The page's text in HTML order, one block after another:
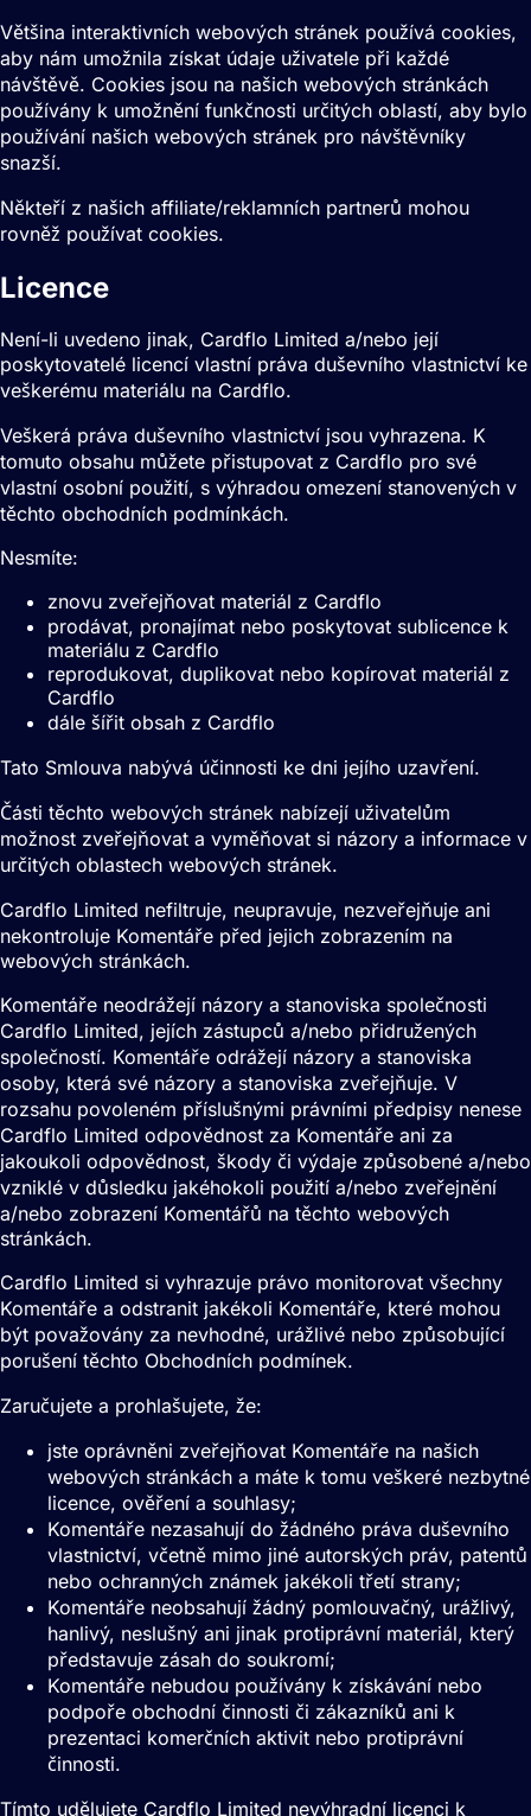
Většina interaktivních webových stránek používá cookies,
aby nám umožnila získat údaje uživatele při každé
návštěvě. Cookies jsou na našich webových stránkách
používány k umožnění funkčnosti určitých oblastí, aby bylo
používání našich webových stránek pro návštěvníky
snazší.
Někteří z našich affiliate/reklamních partnerů mohou
rovněž používat cookies.
Licence
Není-li uvedeno jinak, Cardflo Limited a/nebo její
poskytovatelé licencí vlastní práva duševního vlastnictví ke
veškerému materiálu na Cardflo.
Veškerá práva duševního vlastnictví jsou vyhrazena. K
tomuto obsahu můžete přistupovat z Cardflo pro své
vlastní osobní použití, s výhradou omezení stanovených v
těchto obchodních podmínkách.
Nesmíte:
znovu zveřejňovat materiál z Cardflo
prodávat, pronajímat nebo poskytovat sublicence k
materiálu z Cardflo
reprodukovat, duplikovat nebo kopírovat materiál z
Cardflo
dále šířit obsah z Cardflo
Tato Smlouva nabývá účinnosti ke dni jejího uzavření.
Části těchto webových stránek nabízejí uživatelům
možnost zveřejňovat a vyměňovat si názory a informace v
určitých oblastech webových stránek.
Cardflo Limited nefiltruje, neupravuje, nezveřejňuje ani
nekontroluje Komentáře před jejich zobrazením na
webových stránkách.
Komentáře neodrážejí názory a stanoviska společnosti
Cardflo Limited, jejích zástupců a/nebo přidružených
společností. Komentáře odrážejí názory a stanoviska
osoby, která své názory a stanoviska zveřejňuje. V
rozsahu povoleném příslušnými právními předpisy nenese
Cardflo Limited odpovědnost za Komentáře ani za
jakoukoli odpovědnost, škody či výdaje způsobené a/nebo
vzniklé v důsledku jakéhokoli použití a/nebo zveřejnění
a/nebo zobrazení Komentářů na těchto webových
stránkách.
Cardflo Limited si vyhrazuje právo monitorovat všechny
Komentáře a odstranit jakékoli Komentáře, které mohou
být považovány za nevhodné, urážlivé nebo způsobující
porušení těchto Obchodních podmínek.
Zaručujete a prohlašujete, že:
jste oprávněni zveřejňovat Komentáře na našich
webových stránkách a máte k tomu veškeré nezbytné
licence, ověření a souhlasy;
Komentáře nezasahují do žádného práva duševního
vlastnictví, včetně mimo jiné autorských práv, patentů
nebo ochranných známek jakékoli třetí strany;
Komentáře neobsahují žádný pomlouvačný, urážlivý,
hanlivý, neslušný ani jinak protiprávní materiál, který
představuje zásah do soukromí;
Komentáře nebudou používány k získávání nebo
podpoře obchodní činnosti či zákazníků ani k
prezentaci komerčních aktivit nebo protiprávní
činnosti.
Tímto udělujete Cardflo Limited nevýhradní licenci k